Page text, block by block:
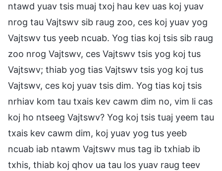
ntawd yuav tsis muaj txoj hau kev uas koj yuav
nrog tau Vajtswv sib raug zoo, ces koj yuav yog
Vajtswv tus yeeb ncuab. Yog tias koj tsis sib raug
zoo nrog Vajtswv, ces Vajtswv tsis yog koj tus
Vajtswv; thiab yog tias Vajtswv tsis yog koj tus
Vajtswv, ces koj yuav tsis dim. Yog tias koj tsis
nrhiav kom tau txais kev cawm dim no, vim li cas
koj ho ntseeg Vajtswv? Yog koj tsis tuaj yeem tau
txais kev cawm dim, koj yuav yog tus yeeb
ncuab iab ntawm Vajtswv mus tag ib txhiab ib
txhis, thiab koj qhov ua tau los yuav raug teev